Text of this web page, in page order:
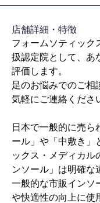
​店舗詳細・特徴
フォームソティック
扱認定院として、あ
評価します。
足のお悩みでのご相
気軽にご連絡くださ
日本で一般的に売ら
ール」や「中敷き」
ックス・メディカル
ンソール」は明確な
一般的な市販インソ
や快適性の向上に使